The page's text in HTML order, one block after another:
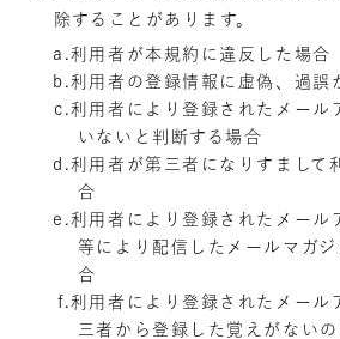
除することがあります。
利用者が本規約に違反した場合
利用者の登録情報に虚偽、過誤
利用者により登録されたメール
いないと判断する場合
利用者が第三者になりすまして
合
利用者により登録されたメール
等により配信したメールマガ
合
利用者により登録されたメール
三者から登録した覚えがない